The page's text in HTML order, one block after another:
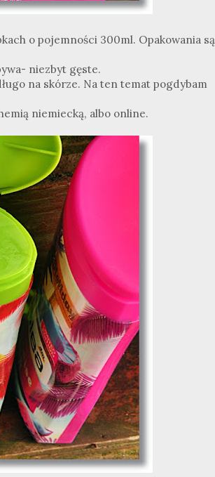
o pojemności 300ml. Opakowania są
niezbyt gęste.
na skórze. Na ten temat pogdybam
niemiecką, albo online.